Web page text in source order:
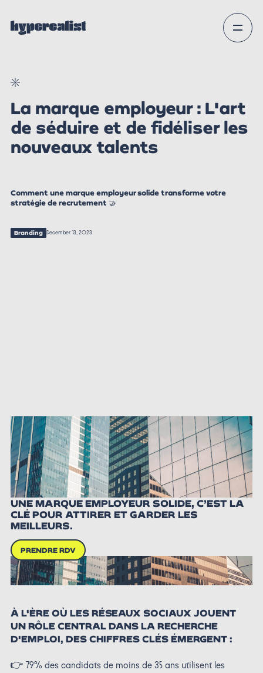
La marque employeur : L'art
de séduire et de fidéliser les
nouveaux talents
Comment une marque employeur solide transforme votre
stratégie de recrutement 🤝
Branding December 13, 2023
UNE MARQUE EMPLOYEUR SOLIDE, C’EST LA
CLÉ POUR ATTIRER ET GARDER LES
MEILLEURS.
PRENDRE RDV
À L'ÈRE OÙ LES RÉSEAUX SOCIAUX JOUENT
UN RÔLE CENTRAL DANS LA RECHERCHE
D'EMPLOI, DES CHIFFRES CLÉS ÉMERGENT :
👉 79% des candidats de moins de 35 ans utilisent les